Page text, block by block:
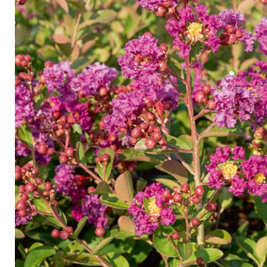
Arbustes de terre de bruyère
Plantes Grimpantes
Arbres fruitiers
Conifères
Plantes méditerranéennes et exotiques
Rosiers
Plantes
Plantes
Plantes
Plantes
Plantes
Plantes
Plantes
Lavande